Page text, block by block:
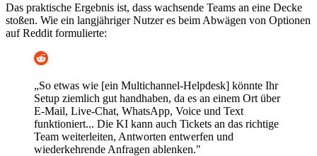
Das praktische Ergebnis ist, dass wachsende Teams an eine Decke
stoßen. Wie ein langjähriger Nutzer es beim Abwägen von Optionen
auf Reddit formulierte:
„So etwas wie [ein Multichannel-Helpdesk] könnte Ihr
Setup ziemlich gut handhaben, da es an einem Ort über
E-Mail, Live-Chat, WhatsApp, Voice und Text
funktioniert... Die KI kann auch Tickets an das richtige
Team weiterleiten, Antworten entwerfen und
wiederkehrende Anfragen ablenken."